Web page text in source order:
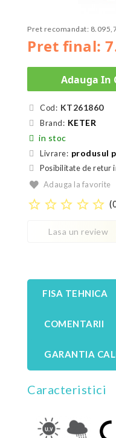
Pret final:
Pret recomandat:
Adauga In
Cod: KT261860
Brand: KETER
in stoc
Livrare: produsul
Posibilitate de retur
Adauga la favorite
star_border star_border star_border star_border star_border (
Lasa un review
FISA TEHNICA
COMENTARII
GARANTIA
Caracteristici